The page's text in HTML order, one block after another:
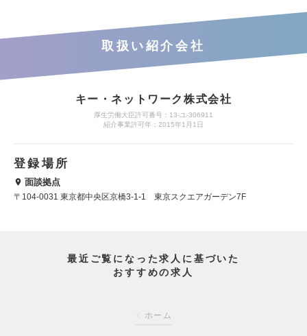
取扱い紹介会社
キー・ネットワーク株式会社
厚生労働大臣許可番号：13-ユ-306911
紹介事業許可年：2015年1月1日
登録場所
面談拠点
〒104-0031 東京都中央区京橋3-1-1 東京スクエアガーデン7F
最近ご覧になった求人に基づいた
おすすめの求人
ホーム